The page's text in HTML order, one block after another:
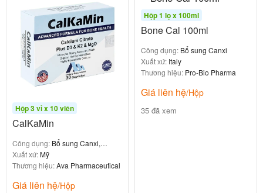
Tăng cường sức đề kháng
Phòng ngừa các bệnh nhiễm trùng
Hỗ trợ phục hồi sau bệnh
5. Làm đẹp da
Nhờ khả năng chống oxy hóa và điều hòa sắc tố
Emothion giúp:
Làm sáng da, giảm thâm nám
Tăng cường sản sinh collagen (nhờ phối hợp với
các thành phần khác trong công thức)
Bảo vệ da khỏi tác hại của tia UV
Hộp 3 vỉ x 10 viên
CalKaMin
Công dụng: Bổ sung Canxi,
vitamin D3, K2 và magie
Xuất xứ:Mỹ
Thương hiệu:Ava Pharmaceutical
Giá liên hệ/Hộp
Hộp 1 lọ x 100ml
Bone Cal 100ml
Công dụng: Bổ sung Canxi
Xuất xứ: Italy
Thương hiệu: Pro-Bio Pharma
Giá liên hệ/Hộp
35 đã xem